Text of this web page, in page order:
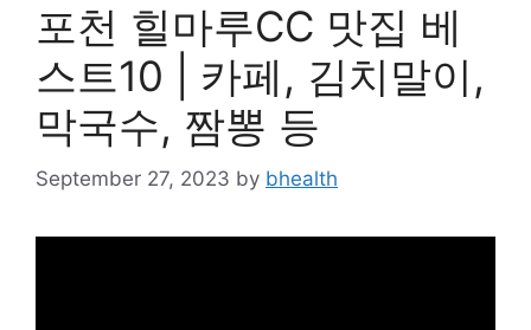
포천 힐마루CC 맛집 베
스트10 | 카페, 김치말이,
막국수, 짬뽕 등
September 27, 2023 by bhealth